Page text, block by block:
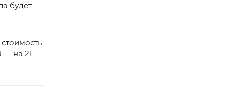
будет
— на 21